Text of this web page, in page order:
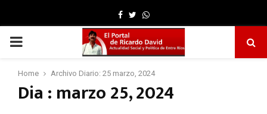
Facebook
TwitterWhatsapp
PRIMARY
MENU
Home Archivo Diario: 25 marzo, 2024
Dia : marzo 25, 2024